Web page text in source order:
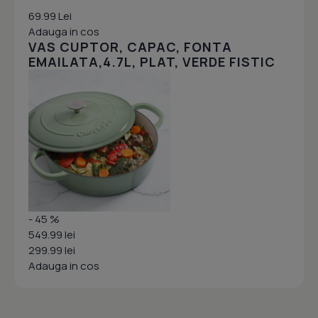
69.99 Lei
Adauga in cos
VAS CUPTOR, CAPAC, FONTA
EMAILATA,4.7L, PLAT, VERDE FISTIC
- 45 %
549.99 lei
299.99 lei
Adauga in cos